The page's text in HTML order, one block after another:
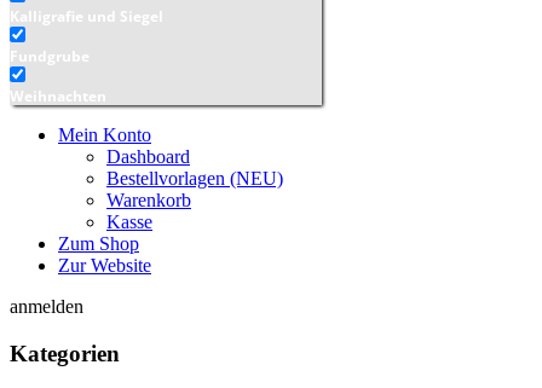
Kalligrafie und Siegel
Fundgrube
Weihnachten
Mein Konto
Dashboard
Bestellvorlagen (NEU)
Warenkorb
Kasse
Zum Shop
Zur Website
anmelden
Kategorien